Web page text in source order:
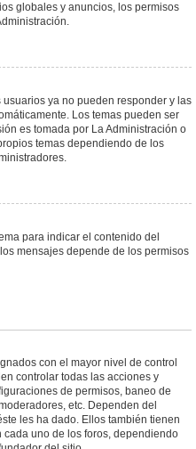
globales y anuncios, los permisos
ya no pueden responder y las
Los temas pueden ser
es tomada por La Administración o
temas dependiendo de los
para indicar el contenido del
mensajes depende de los permisos
con el mayor nivel de control
controlar todas las acciones y
de permisos, baneo de
etc. Dependen del
les ha dado. Ellos también tienen
uno de los foros, dependiendo